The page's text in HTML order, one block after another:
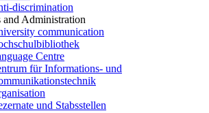
discrimination
and Administration
communication
Centre
für Informations- und
und Stabsstellen